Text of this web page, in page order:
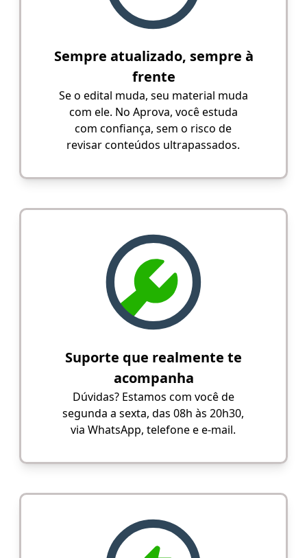
Sempre atualizado, sempre à
frente
Se o edital muda, seu material muda
com ele. No Aprova, você estuda
com confiança, sem o risco de
revisar conteúdos ultrapassados.
Suporte que realmente te
acompanha
Dúvidas? Estamos com você de
segunda a sexta, das 08h às 20h30,
via WhatsApp, telefone e e-mail.